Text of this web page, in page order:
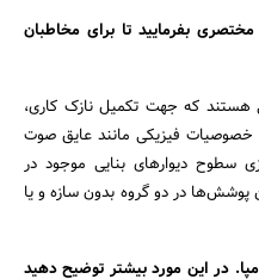
بفرمایید تا برای مخاطبان
هستند که جهت تکمیل نازک کاری،
خصوصیات فیزیکی مانند عایق صوت
سطوح دیوار‌های بنایی موجود در
پوشش‌ها در دو گروه بدون سازه و یا
در این مورد بیشتر توضیح دهید